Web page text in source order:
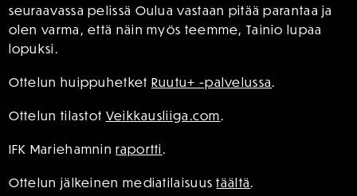
seuraavassa pelissä Oulua vastaan pitää parantaa ja
olen varma, että näin myös teemme, Tainio lupaa
lopuksi.
Ottelun huippuhetket Ruutu+ -palvelussa.
Ottelun tilastot Veikkausliiga.com.
IFK Mariehamninraportti.
Ottelun jälkeinen mediatilaisuustäältä.